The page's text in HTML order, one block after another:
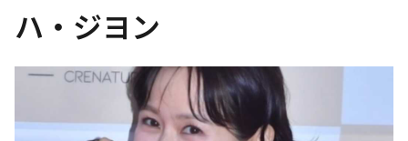
ハ・ジヨン